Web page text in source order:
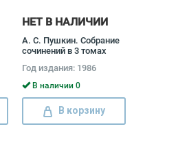
НЕТ В НАЛИЧИИ
А. С. Пушкин. Собрание
сочинений в 3 томах
Пушкин
Год издания: 1986
В наличии 0
В корзину